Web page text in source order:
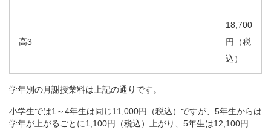
高3
18,700
円（税
込）
学年別の月謝授業料は上記の通りです。
小学生では1～4年生は同じ11,000円（税込）ですが、5年生からは
学年が上がるごとに1,100円（税込）上がり、5年生は12,100円